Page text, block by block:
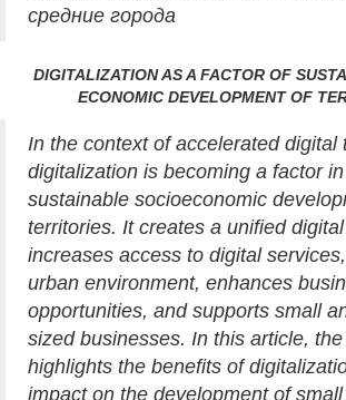
средние города
DIGITALIZATION AS A FACTOR OF
ECONOMIC DEVELOPMENT OF
In the context of accelerated digital
digitalization is becoming a factor
sustainable socioeconomic
territories. It creates a unified
increases access to digital
urban environment, enhances
opportunities, and supports small
sized businesses. In this article,
highlights the benefits of
impact on the development of